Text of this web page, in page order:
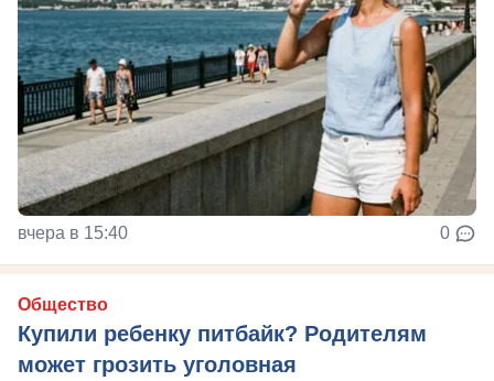
вчера в 15:40 0
Общество
Купили ребенку питбайк? Родителям
может грозить уголовная